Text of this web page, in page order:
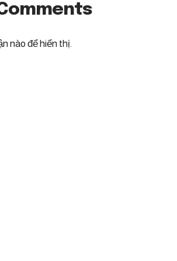
nào để hiển thị.